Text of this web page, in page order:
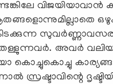
വിജയിയാവാൻ
തള്ളുന്നവർ. അവർ
കൊച്ചുകൊച്ചു
സ്രഷ്ടാവിന്റെ